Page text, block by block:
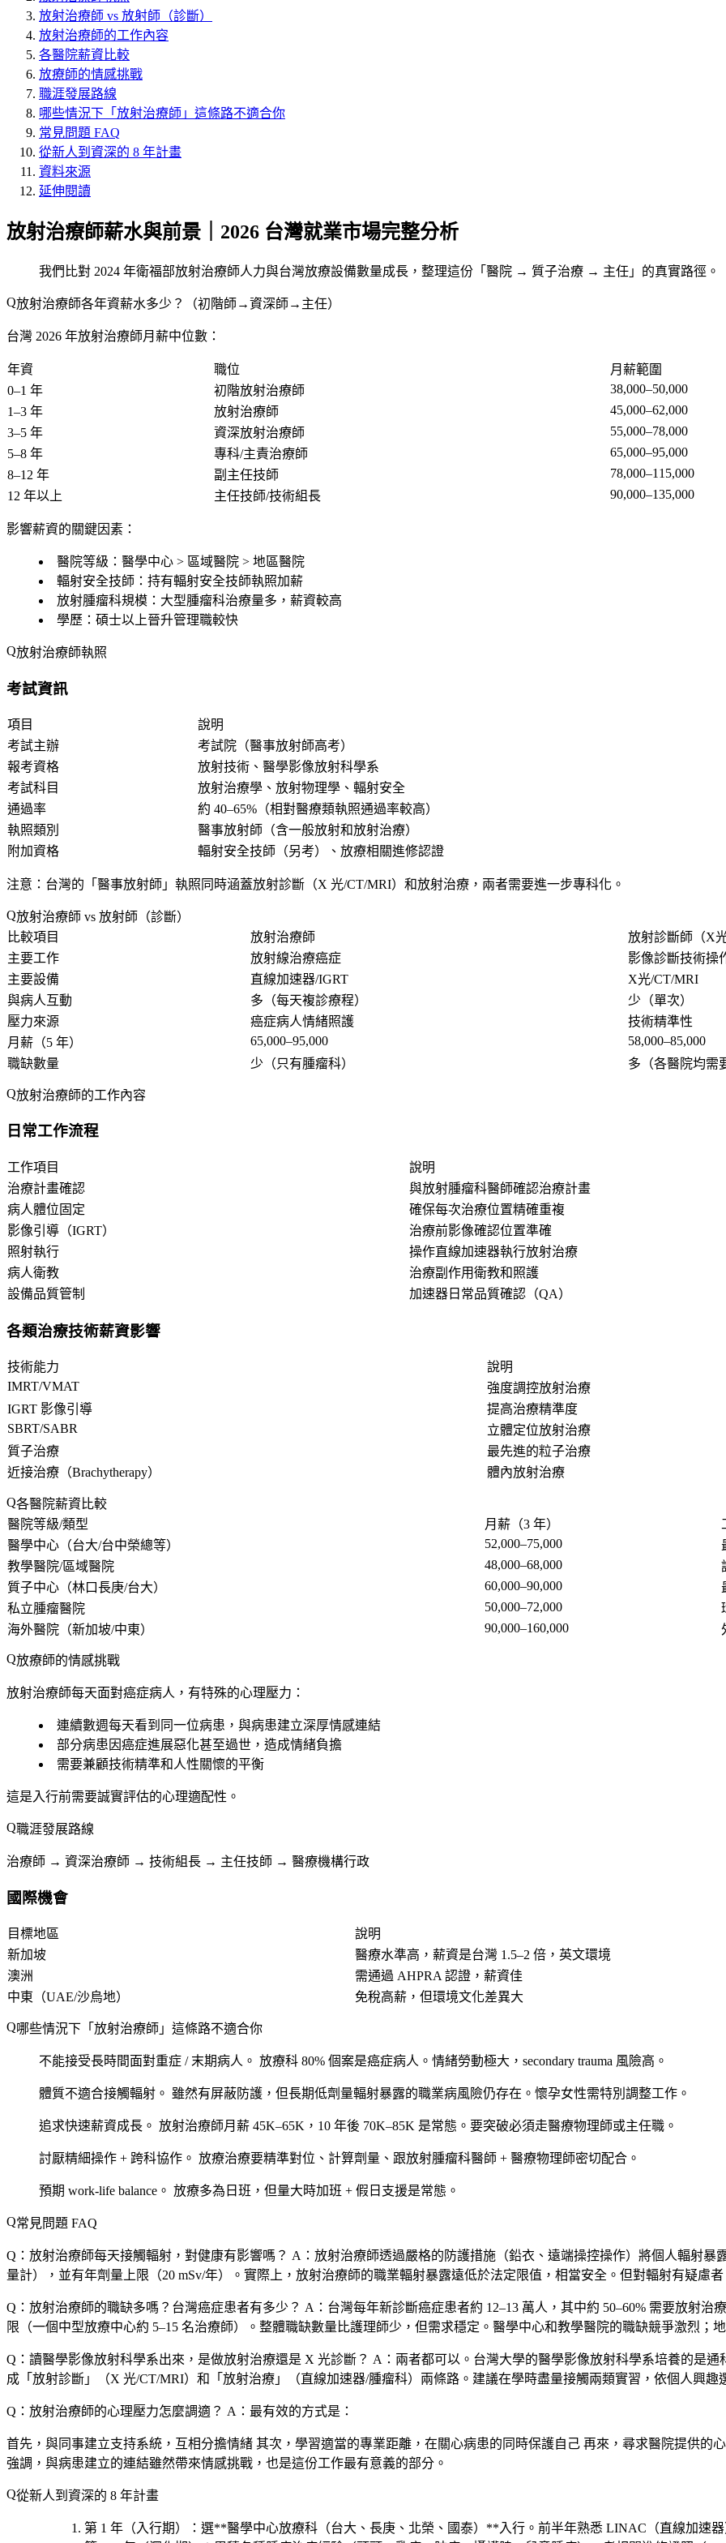
放射治療師 vs 放射師（診斷）
放射治療師的工作內容
各醫院薪資比較
放療師的情感挑戰
職涯發展路線
哪些情況下「放射治療師」這條路不適合你
常見問題 FAQ
從新人到資深的 8 年計畫
資料來源
延伸閱讀
放射治療師薪水與前景｜2026 台灣就業市場完整分析
我們比對 2024 年衛福部放射治療師人力與台灣放療設備數量成長，整理這份「醫院 → 質子治療 → 主任」的真實路徑。
放射治療師各年資薪水多少？（初階師→資深師→主任）
台灣 2026 年放射治療師月薪中位數：
年資 職位 月薪範圍
0–1 年
初階放射治療師 38,000–50,000
1–3 年
放射治療師 45,000–62,000
3–5 年
資深放射治療師 55,000–78,000
5–8 年
專科/主責治療師 65,000–95,000
8–12 年
副主任技師 78,000–115,000
12 年以上
主任技師/技術組長 90,000–135,000
影響薪資的關鍵因素：
醫院等級 ：醫學中心 > 區域醫院 > 地區醫院
輻射安全技師 ：持有輻射安全技師執照加薪
放射腫瘤科規模 ：大型腫瘤科治療量多，薪資較高
學歷 ：碩士以上晉升管理職較快
放射治療師執照
考試資訊
項目
說明
考試主辦
考試院（醫事放射師高考）
報考資格
放射技術、醫學影像放射科學系
考試科目
放射治療學、放射物理學、輻射安全
通過率
約 40–65%（相對醫療類執照通過率較高）
執照類別
醫事放射師（含一般放射和放射治療）
附加資格
輻射安全技師（另考）、放療相關進修認證
注意 ：台灣的「醫事放射師」執照同時涵蓋放射診斷（X 光/CT/MRI）和放射治療，兩者需要進一步專科化。
放射治療師 vs 放射師（診斷）
比較項目
放射治療師
放射診斷師（X
主要工作
放射線治療癌症
影像診斷技術操
主要設備
直線加速器/IGRT
X光/CT/MRI
與病人互動
多（每天複診療程）
少（單次）
壓力來源
癌症病人情緒照護
技術精準性
月薪（5 年）
65,000–95,000
58,000–85,000
職缺數量
少（只有腫瘤科） 多（各醫院均需
放射治療師的工作內容
日常工作流程
工作項目
說明
治療計畫確認
與放射腫瘤科醫師確認治療計畫
病人體位固定
確保每次治療位置精確重複
影像引導（IGRT）
治療前影像確認位置準確
照射執行
操作直線加速器執行放射治療
病人衛教
治療副作用衛教和照護
設備品質管制
加速器日常品質確認（QA）
各類治療技術薪資影響
技術能力 說明
IMRT/VMAT
強度調控放射治療
IGRT 影像引導
提高治療精準度
SBRT/SABR
立體定位放射治療
質子治療
最先進的粒子治療
近接治療（Brachytherapy）
體內放射治療
各醫院薪資比較
醫院等級/類型
月薪（3 年）
醫學中心（台大/台中榮總等）
52,000–75,000
教學醫院/區域醫院
48,000–68,000
質子中心（林口長庚/台大）
60,000–90,000
私立腫瘤醫院
50,000–72,000
海外醫院（新加坡/中東）
90,000–160,000
放療師的情感挑戰
放射治療師每天面對癌症病人，有特殊的心理壓力：
連續數週每天看到同一位病患，與病患建立深厚情感連結
部分病患因癌症進展惡化甚至過世，造成情緒負擔
需要兼顧技術精準和人性關懷的平衡
這是入行前需要誠實評估的心理適配性。
職涯發展路線
治療師 → 資深治療師 → 技術組長 → 主任技師 → 醫療機構行政
國際機會
目標地區
說明
新加坡
醫療水準高，薪資是台灣 1.5–2 倍，英文環境
澳洲
需通過 AHPRA 認證，薪資佳
中東（UAE/沙烏地）
免稅高薪，但環境文化差異大
哪些情況下「放射治療師」這條路不適合你
不能接受長時間面對重症 / 末期病人。 放療科 80% 個案是癌症病人。情緒勞動極大，secondary trauma 風險高。
體質不適合接觸輻射。 雖然有屏蔽防護，但長期低劑量輻射暴露的職業病風險仍存在。懷孕女性需特別調整工作。
追求快速薪資成長。 放射治療師月薪 45K–65K，10 年後 70K–85K 是常態。要突破必須走醫療物理師或主任職。
討厭精細操作 + 跨科協作。 放療治療要精準對位、計算劑量、跟放射腫瘤科醫師 + 醫療物理師密切配合。
預期 work-life balance。 放療多為日班，但量大時加班 + 假日支援是常態。
常見問題 FAQ
Q：放射治療師每天接觸輻射，對健康有影響嗎？ A：放射治療師透過嚴格的防護措施（鉛衣、遠端操控操作）將個人輻射暴
量計），並有年劑量上限（20 mSv/年）。實際上，放射治療師的職業輻射暴露遠低於法定限值，相當安全。但對輻射有疑慮
Q：放射治療師的職缺多嗎？台灣癌症患者有多少？ A：台灣每年新診斷癌症患者約 12–13 萬人，其中約 50–60% 需要放射
限（一個中型放療中心約 5–15 名治療師）。整體職缺數量比護理師少，但需求穩定。醫學中心和教學醫院的職缺競爭激烈；
Q：讀醫學影像放射科學系出來，是做放射治療還是 X 光診斷？ A：兩者都可以。台灣大學的醫學影像放射科學系培養的是
成「放射診斷」（X 光/CT/MRI）和「放射治療」（直線加速器/腫瘤科）兩條路。建議在學時盡量接觸兩類實習，依個人興趣
Q：放射治療師的心理壓力怎麼調適？ A：最有效的方式是：
首先，與同事建立支持系統，互相分擔情緒 其次，學習適當的專業距離，在關心病患的同時保護自己 再來，尋求醫院提供的
強調，與病患建立的連結雖然帶來情感挑戰，也是這份工作最有意義的部分。
從新人到資深的 8 年計畫
第 1 年（入行期）
：選**醫學中心放療科（台大、長庚、北榮、國泰）**入行。前半年熟悉 LINAC（直線加速器